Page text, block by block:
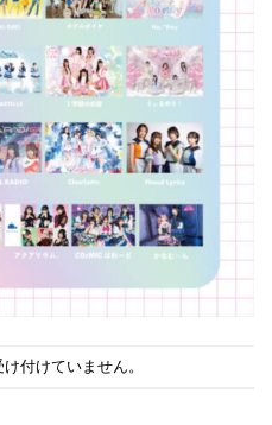
付けていません。